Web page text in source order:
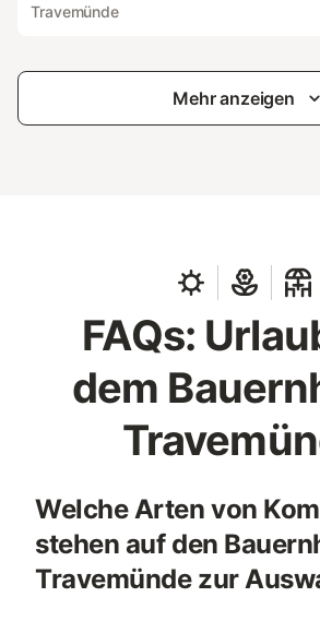
Travemünde
Mehr anzeigen
FAQs:
dem
Welche Arten von
stehen auf den
Travemünde zur